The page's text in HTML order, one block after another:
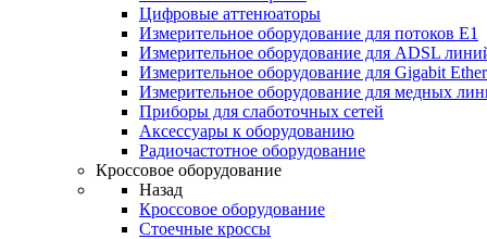
Цифровые аттенюаторы
Измерительное оборудование для потоков Е1
Измерительное оборудование для ADSL
Измерительное оборудование для Gigabit
Измерительное оборудование для медных
Приборы для слаботочных сетей
Аксессуары к оборудованию
Радиочастотное оборудование
Кроссовое оборудование
Назад
Кроссовое оборудование
Стоечные кроссы